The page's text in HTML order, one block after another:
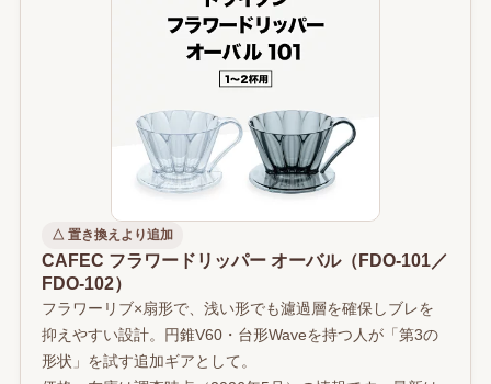
△ 置き換えより追加
CAFEC フラワードリッパー オーバル（FDO-101／
FDO-102）
フラワーリブ×扇形で、浅い形でも濾過層を確保しブレを
抑えやすい設計。円錐V60・台形Waveを持つ人が「第3の
形状」を試す追加ギアとして。